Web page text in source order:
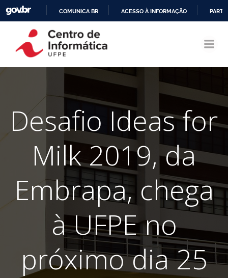
CONTEÚDO
COMUNICA BR ACESSO À INFORMAÇÃO
Desafio Ideas for
Milk 2019, da
Embrapa, chega
à UFPE no
próximo dia 25